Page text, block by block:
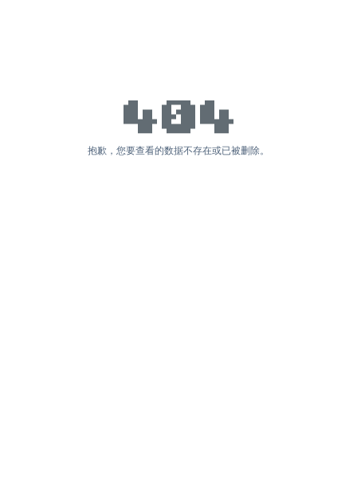
抱歉，您要查看的数据不存在或已被删除。